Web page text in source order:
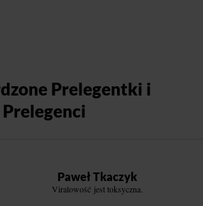
Prelegentki i
Prelegenci
Paweł Tkaczyk
Viralowość jest toksyczna.